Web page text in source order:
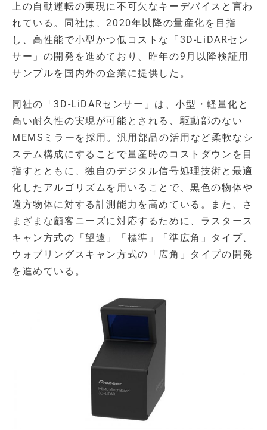
上の自動運転の実現に不可欠なキーデバイスと言わ
れている。同社は、2020年以降の量産化を目指
し、高性能で小型かつ低コストな「3D-LiDARセン
サー」の開発を進めており、昨年の9月以降検証用
サンプルを国内外の企業に提供した。
同社の「3D-LiDARセンサー」は、小型・軽量化と
高い耐久性の実現が可能とされる、駆動部のない
MEMSミラーを採用。汎用部品の活用など柔軟なシ
ステム構成にすることで量産時のコストダウンを目
指すとともに、独自のデジタル信号処理技術と最適
化したアルゴリズムを用いることで、黒色の物体や
遠方物体に対する計測能力を高めている。また、さ
まざまな顧客ニーズに対応するために、ラスタース
キャン方式の「望遠」「標準」「準広角」タイプ、
ウォブリングスキャン方式の「広角」タイプの開発
を進めている。